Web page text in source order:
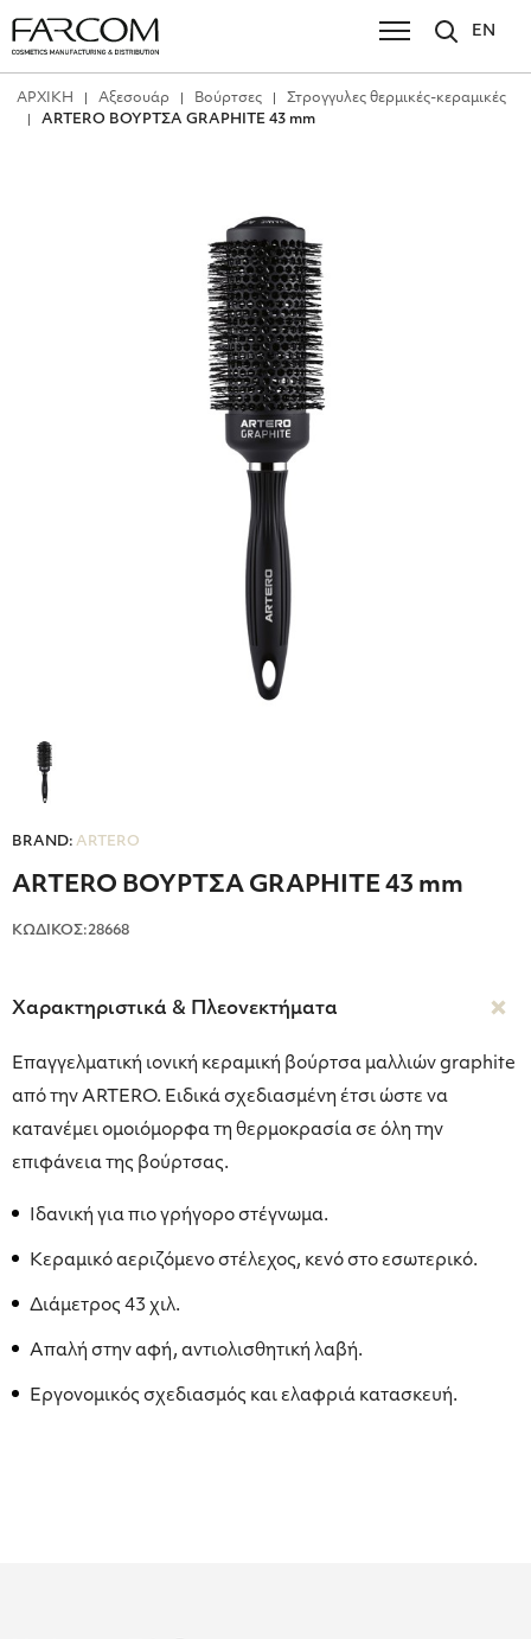
EN
ΑΡΧΙΚΗ Αξεσουάρ Βούρτσες
Στρογγυλες θερμικές-κεραμικές
ARTERO ΒΟΥΡΤΣΑ GRAPHITE 43 mm
BRAND: ARTERO
ARTERO ΒΟΥΡΤΣΑ GRAPHITE 43 mm
ΚΩΔΙΚΟΣ:28668
Χαρακτηριστικά & Πλεονεκτήματα
Επαγγελματική ιονική κεραμική βούρτσα μαλλιών graphite
από την ARTERO. Ειδικά σχεδιασμένη έτσι ώστε να
κατανέμει ομοιόμορφα τη θερμοκρασία σε όλη την
επιφάνεια της βούρτσας.
Ιδανική για πιο γρήγορο στέγνωμα.
Κεραμικό αεριζόμενο στέλεχος, κενό στο εσωτερικό.
Διάμετρος 43 χιλ.
Απαλή στην αφή, αντιολισθητική λαβή.
Εργονομικός σχεδιασμός και ελαφριά κατασκευή.